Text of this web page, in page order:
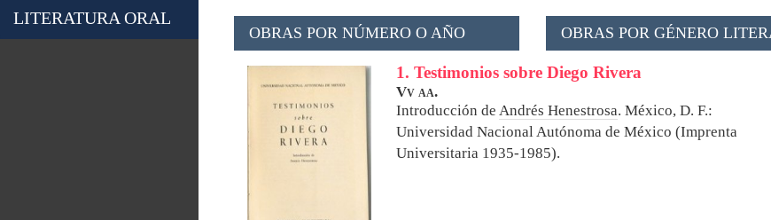
LITERATURA ORAL
OBRAS POR NÚMERO O AÑO OBRAS POR GÉNERO
1. Testimonios sobre Diego Rivera
Vv aa.
Introducción deAndrés Henestrosa.México, D. F.:
Universidad Nacional Autónoma de México (Imprenta
Universitaria 1935-1985).